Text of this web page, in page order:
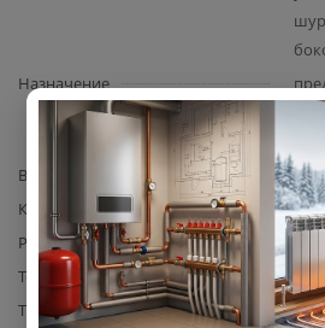
Назначение
Вид комплектующего
Количество в упаковке
200
Размер хомута
Толщина металла хомута
1,2
Тип гайки
М8